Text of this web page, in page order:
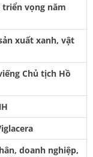
vọng năm
xuất xanh, vật
Chủ tịch Hồ
doanh nghiệp,